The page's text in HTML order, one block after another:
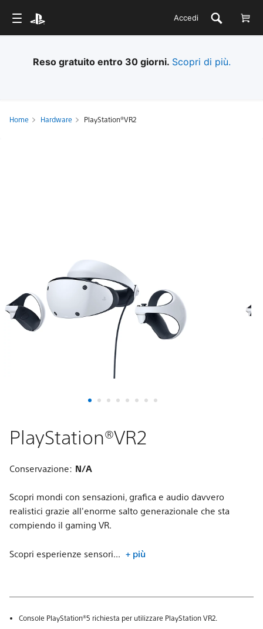
Accedi
Spedizione standard gratuita per tutti gli ordini.
Condizioni applicabili.Scopri di più.
Home Hardware PlayStation®VR2
PlayStation®VR2
Conservazione: N/A
Scopri mondi con sensazioni, grafica e audio davvero
realistici grazie all'enorme salto generazionale che sta
compiendo il gaming VR.
Scopri esperienze sensori... + più
Console PlayStation®5 richiesta per utilizzare PlayStation VR2.